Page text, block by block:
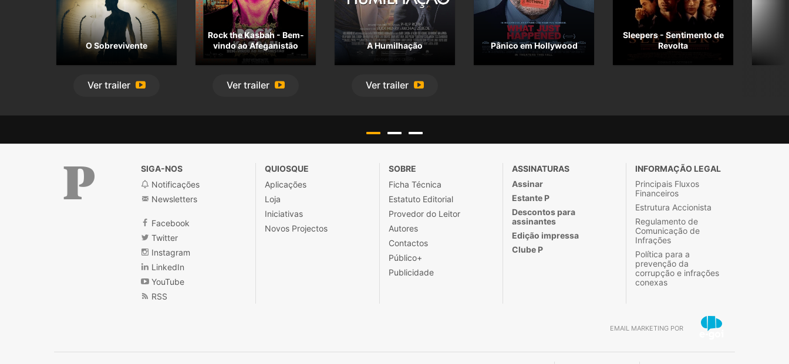
O Sobrevivente
Ver trailer
Rock the Kasbah - Bem-
vindo ao Afeganistão
Ver trailer
A Humilhação
Ver trailer
Pânico em Hollywood
Sleepers - Sentimento de
Revolta
Público
SIGA-NOS
Notificações
Newsletters
Facebook
Twitter
Instagram
LinkedIn
YouTube
RSS
QUIOSQUE
Aplicações
Loja
Iniciativas
Novos Projectos
SOBRE
Ficha Técnica
Estatuto Editorial
Provedor do Leitor
Autores
Contactos
Público+
Publicidade
ASSINATURAS
Assinar
Estante P
Descontos para
assinantes
Edição impressa
Clube P
INFORMAÇÃO LEGAL
Principais Fluxos
Financeiros
Estrutura Accionista
Regulamento de
Comunicação de
Infrações
Política para a
prevenção da
corrupção e infrações
conexas
EMAIL MARKETING POR